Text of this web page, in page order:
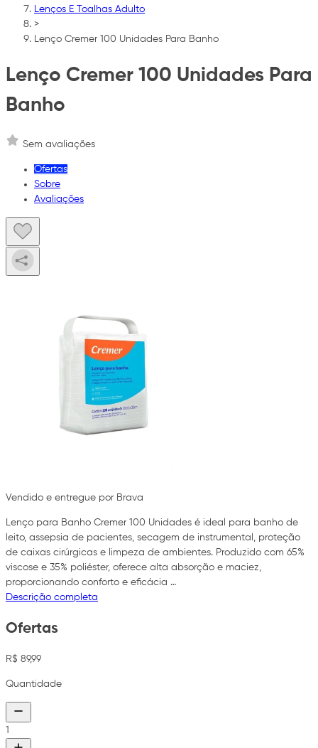
Lenços E Toalhas Adulto
>
Lenço Cremer 100 Unidades Para Banho
Lenço Cremer 100 Unidades Para
Banho
Sem avaliações
Ofertas
Sobre
Avaliações
Vendido e entregue por Brava
Lenço para Banho Cremer 100 Unidades é ideal para banho de
leito, assepsia de pacientes, secagem de instrumental, proteção
de caixas cirúrgicas e limpeza de ambientes. Produzido com 65%
viscose e 35% poliéster, oferece alta absorção e maciez,
proporcionando conforto e eficácia …
Descrição completa
Ofertas
R$ 89,99
Quantidade
1